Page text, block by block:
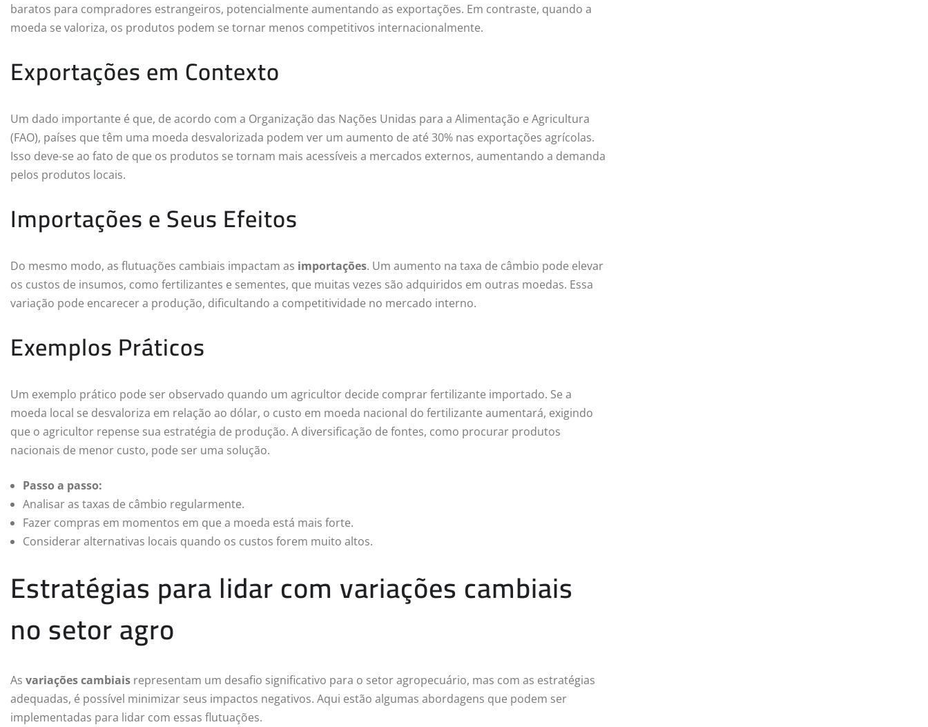
baratos para compradores estrangeiros, potencialmente aumentando as exportações. Em contraste, quando a
moeda se valoriza, os produtos podem se tornar menos competitivos internacionalmente.
Exportações em Contexto
Um dado importante é que, de acordo com a Organização das Nações Unidas para a Alimentação e Agricultura
(FAO), países que têm uma moeda desvalorizada podem ver um aumento de até 30% nas exportações agrícolas.
Isso deve-se ao fato de que os produtos se tornam mais acessíveis a mercados externos, aumentando a demanda
pelos produtos locais.
Importações e Seus Efeitos
Do mesmo modo, as flutuações cambiais impactam as importações. Um aumento na taxa de câmbio pode elevar
os custos de insumos, como fertilizantes e sementes, que muitas vezes são adquiridos em outras moedas. Essa
variação pode encarecer a produção, dificultando a competitividade no mercado interno.
Exemplos Práticos
Um exemplo prático pode ser observado quando um agricultor decide comprar fertilizante importado. Se a
moeda local se desvaloriza em relação ao dólar, o custo em moeda nacional do fertilizante aumentará, exigindo
que o agricultor repense sua estratégia de produção. A diversificação de fontes, como procurar produtos
nacionais de menor custo, pode ser uma solução.
Passo a passo:
Analisar as taxas de câmbio regularmente.
Fazer compras em momentos em que a moeda está mais forte.
Considerar alternativas locais quando os custos forem muito altos.
Estratégias para lidar com variações cambiais
no setor agro
As variações cambiais representam um desafio significativo para o setor agropecuário, mas com as estratégias
adequadas, é possível minimizar seus impactos negativos. Aqui estão algumas abordagens que podem ser
implementadas para lidar com essas flutuações.